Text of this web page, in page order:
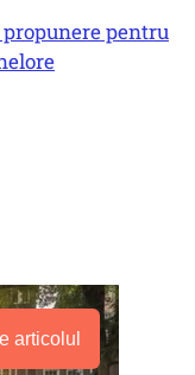
pentru
articolul